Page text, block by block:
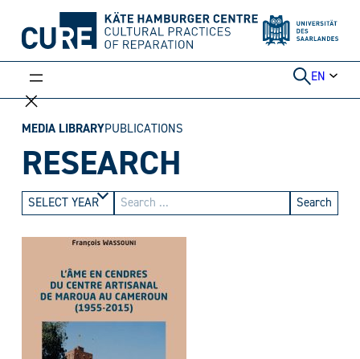
content
EN
MEDIA LIBRARYPUBLICATIONS
RESEARCH
SELECT YEAR Search